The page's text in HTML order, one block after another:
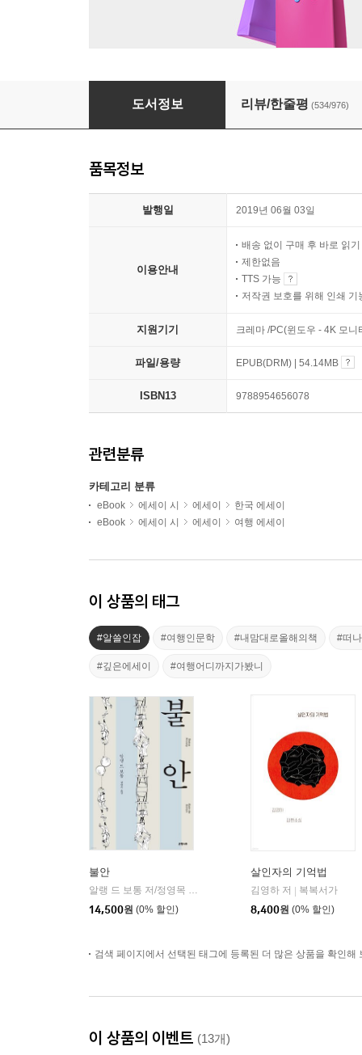
여행의 이유
도서정보 리뷰/한줄평 (534/976)
품목정보
발행일 2019년 06월 03일
이용안내
배송 없이 구매 후 바로 읽기
제한없음
TTS 가능
저작권 보호를 위해 인쇄 기
지원기기 크레마 /PC(윈도우 - 4K 모
파일/용량 EPUB(DRM) | 54.14MB
ISBN13 9788954656078
관련분류
카테고리 분류
eBook 에세이 시 에세이
한국 에세이
eBook
에세이 시 에세이 여행 에세이
이 상품의 태그
#알쓸인잡 #여행인문학 #내맘대로올해의책 #떠
#깊은에세이 #여행어디까지가봤니
불안
14,500원 (0% 할인)
살인자의 기억법
김영하 저 | 복복서가
8,400원 (0% 할인)
검색 페이지에서 선택된 태그에 등록된 더 많은 상품을 확인해
이 상품의 이벤트 (13개)